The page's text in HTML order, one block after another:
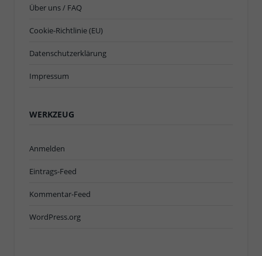
Über uns / FAQ
Cookie-Richtlinie (EU)
Datenschutzerklärung
Impressum
WERKZEUG
Anmelden
Eintrags-Feed
Kommentar-Feed
WordPress.org